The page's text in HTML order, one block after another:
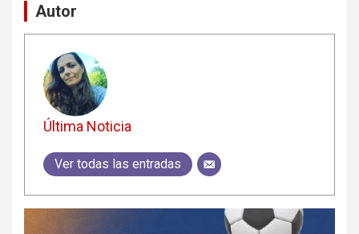
Autor
Última Noticia
Ver todas las entradas